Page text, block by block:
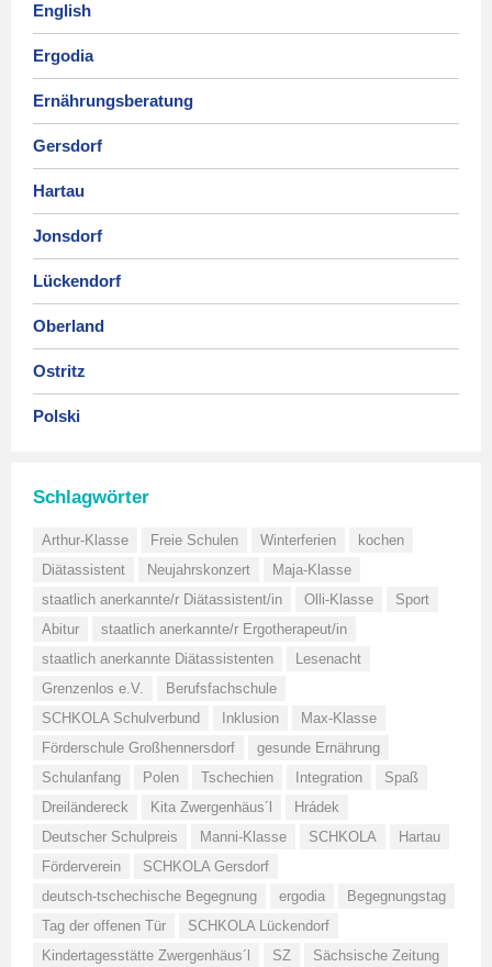
English
Ergodia
Ernährungsberatung
Gersdorf
Hartau
Jonsdorf
Lückendorf
Oberland
Ostritz
Polski
Schlagwörter
Arthur-Klasse Freie Schulen Winterferien
kochen
Diätassistent
Neujahrskonzert
Maja-Klasse
staatlich anerkannte/r Diätassistent/in
Olli-Klasse
Sport
Abitur
staatlich anerkannte/r Ergotherapeut/in
staatlich anerkannte Diätassistenten
Lesenacht
Grenzenlos e.V.
Berufsfachschule
SCHKOLA Schulverbund
Inklusion
Max-Klasse
Förderschule Großhennersdorf
gesunde Ernährung
Schulanfang
Polen Tschechien Integration
Spaß
Dreiländereck
Kita Zwergenhäus´l
Hrádek
Deutscher Schulpreis
Manni-Klasse SCHKOLA
Hartau
Förderverein
SCHKOLA Gersdorf
deutsch-tschechische Begegnung
ergodia
Begegnungstag
Tag der offenen Tür
SCHKOLA Lückendorf
Kindertagesstätte Zwergenhäus´l
SZ
Sächsische Zeitung